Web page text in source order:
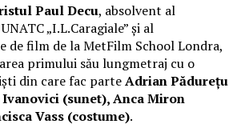
Paul Decu, absolvent al
„I.L.Caragiale” și al
de film de la MetFilm School Londra,
primului său lungmetraj cu o
din care fac parteAdrian Pădurețu
(sunet), Anca Miron
Vass (costume).